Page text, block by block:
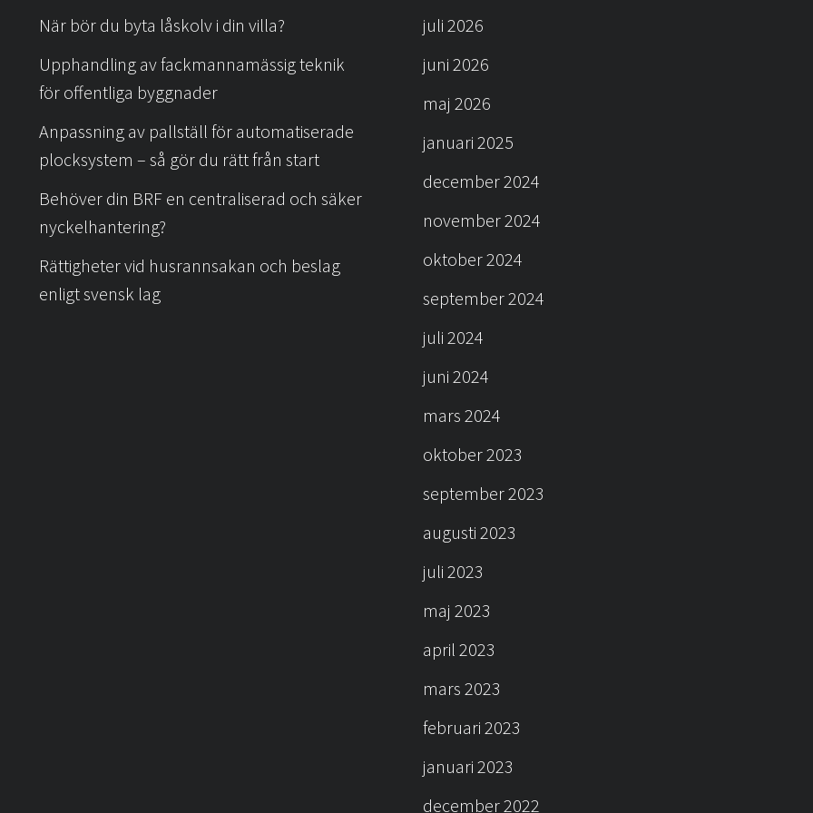
När bör du byta låskolv i din villa?
Upphandling av fackmannamässig teknik
för offentliga byggnader
Anpassning av pallställ för automatiserade
plocksystem – så gör du rätt från start
Behöver din BRF en centraliserad och säker
nyckelhantering?
Rättigheter vid husrannsakan och beslag
enligt svensk lag
juli 2026
juni 2026
maj 2026
januari 2025
december 2024
november 2024
oktober 2024
september 2024
juli 2024
juni 2024
mars 2024
oktober 2023
september 2023
augusti 2023
juli 2023
maj 2023
april 2023
mars 2023
februari 2023
januari 2023
december 2022